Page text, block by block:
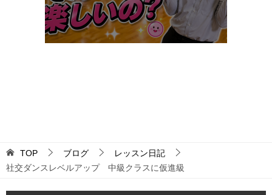
TOP ブログ
レッスン日記
社交ダンスレベルアップ 中級クラスに仮進級